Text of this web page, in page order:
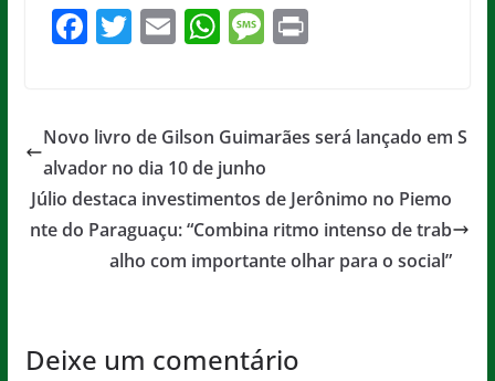
F
e
b
o
o
T
er
E
l
W
s
A
p
p
M
a
g
e
Pr
Novo livro de Gilson Guimarães será lançado em S
alvador no dia 10 de junho
Júlio destaca investimentos de Jerônimo no Piemo
nte do Paraguaçu: “Combina ritmo intenso de trab
alho com importante olhar para o social”
Deixe um comentário